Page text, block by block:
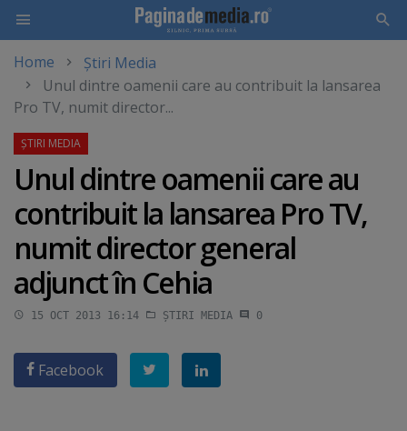
main
content
Home
Știri Media
Unul dintre oamenii care au contribuit la lansarea
Pro TV, numit director...
Unul dintre oamenii care au
contribuit la lansarea Pro TV,
numit director general
adjunct în Cehia
15 OCT 2013 16:14 ȘTIRI MEDIA 0
Facebook